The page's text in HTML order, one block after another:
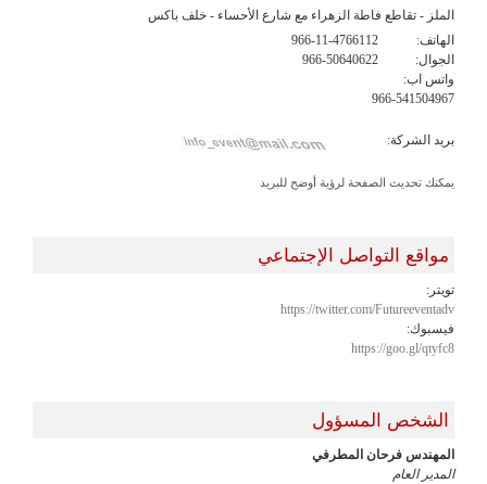
الملز - تقاطع فاطة الزهراء مع شارع الأحساء - خلف باكس
الهاتف:
966-11-4766112
الجوال:
966-50640622
واتس اب:
966-541504967
بريد الشركة:
يمكنك تحديث الصفحة لرؤية أوضح للبريد
مواقع التواصل الإجتماعي
تويتر:
https://twitter.com/Futureeventadv
فيسبوك:
https://goo.gl/qtyfc8
الشخص المسؤول
المهندس فرحان المطرفي
المدير العام